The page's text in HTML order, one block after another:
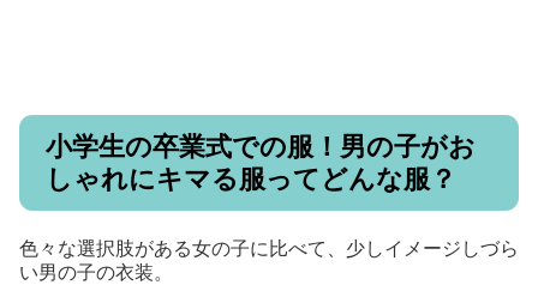
小学生の卒業式での服！男の子がお
しゃれにキマる服ってどんな服？
色々な選択肢がある女の子に比べて、少しイメージしづら
い男の子の衣装。